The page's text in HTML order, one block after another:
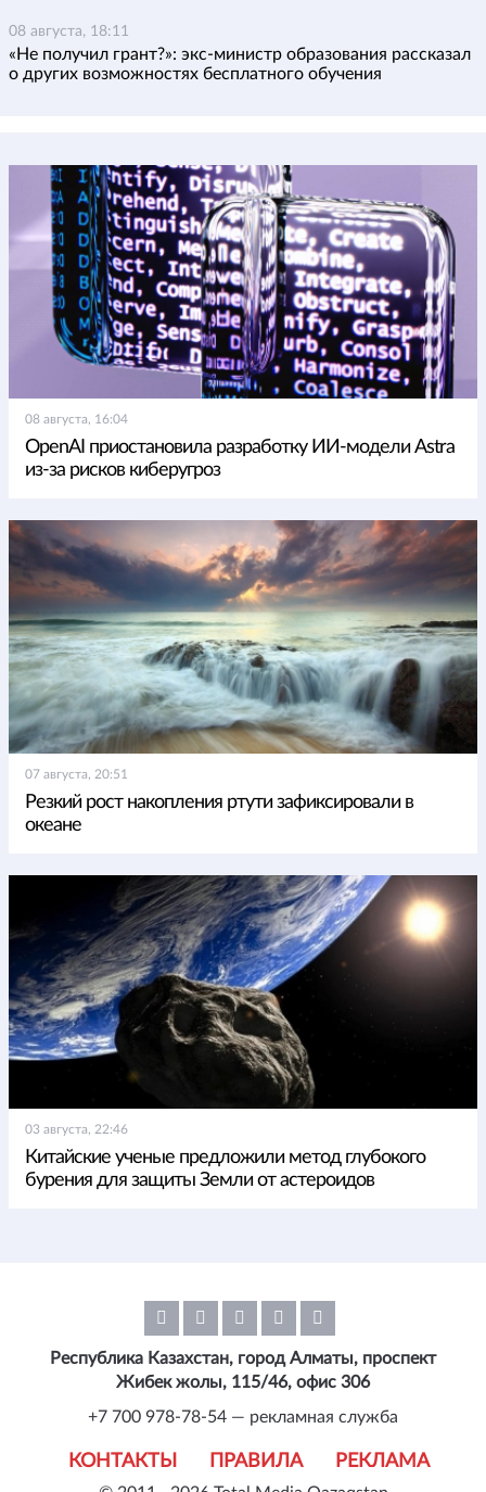
08 августа, 18:11
«Не получил грант?»: экс-министр образования рассказал
о других возможностях бесплатного обучения
08 августа, 16:04
OpenAI приостановила разработку ИИ-модели Astra
из-за рисков киберугроз
07 августа, 20:51
Резкий рост накопления ртути зафиксировали в
океане
03 августа, 22:46
Китайские ученые предложили метод глубокого
бурения для защиты Земли от астероидов
КОНТАКТЫ ПРАВИЛА РЕКЛАМА
Республика Казахстан, город Алматы, проспект
Жибек жолы, 115/46, офис 306
+7 700 978-78-54 — рекламная служба